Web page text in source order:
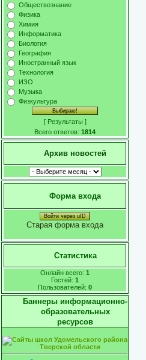
Обществознание
Физика
Химия
Информатика
Биология
География
Иностранный язык
Технология
ИЗО
Музыка
Физкультура
[ Результаты ]
Всего ответов: 1814
Архив новостей
Форма входа
Войти через uID
Старая форма входа
Статистика
Онлайн всего: 1
Гостей: 1
Пользователей: 0
Баннеры информационно-
образовательных
ресурсов